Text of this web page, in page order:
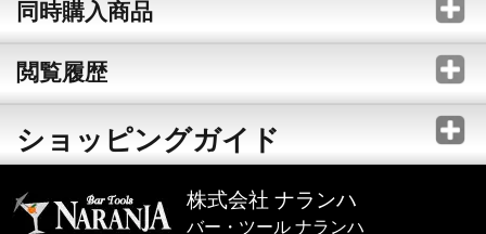
同時購入商品
閲覧履歴
ショッピングガイド
株式会社 ナランハ
バー・ツール ナランハ